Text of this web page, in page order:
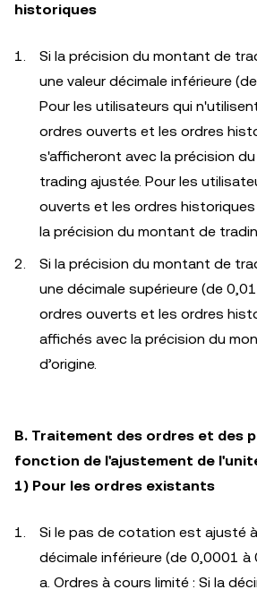
historiques
Si la précision du montant de
une valeur décimale inférieure
Pour les utilisateurs qui
ordres ouverts et les ordres
s'afficheront avec la précision
trading ajustée. Pour les
ouverts et les ordres
la précision du montant de
Si la précision du montant de
une décimale supérieure (de
ordres ouverts et les ordres
affichés avec la précision du
d’origine.
B. Traitement des ordres et des
fonction de l'ajustement de
1) Pour les ordres existants
Si le pas de cotation est ajusté
décimale inférieure (de 0,0001 à
a. Ordres à cours limité : Si la